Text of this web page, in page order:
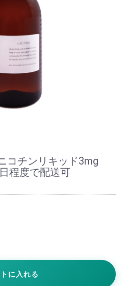
コチンリキッド3mg
程度で配送可
に入れる